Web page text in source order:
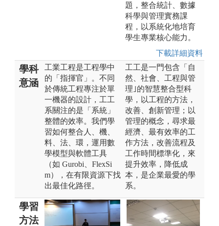
題，整合統計、數據
科學與管理實務課
程，以系統化地培育
學生專業核心能力。
下載詳細資料
學科
意涵
工業工程是工程學中
的「指揮官」。不同
於傳統工程專注於單
一機器的設計，工工
系關注的是「系統」
整體的效率。我們學
習如何整合人、機、
料、法、環，運用數
學模型與軟體工具
（如 Gurobi、FlexSi
m），在有限資源下找
出最佳化路徑。
工工是一門包含「自
然、社會、工程與管
理｣的智慧整合型科
學，以工程的方法，
改善、創新管理；以
管理的概念，尋求最
經濟、最有效率的工
作方法，改善流程及
工作時間標準化，來
提升效率，降低成
本，是企業最愛的學
系。
學習
方法